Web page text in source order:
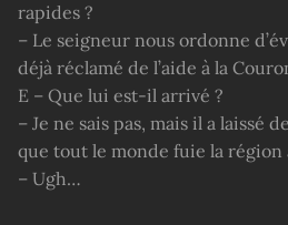
rapides ?
– Le seigneur nous ordonne
déjà réclamé de l’aide à la
E – Que lui est-il arrivé ?
– Je ne sais pas, mais il a laissé
que tout le monde fuie la région
– Ugh…